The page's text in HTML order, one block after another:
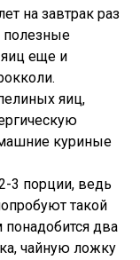
на завтрак раз
полезные
яиц еще и
яиц,
куриные
3 порции, ведь
такой
два
чайную ложку